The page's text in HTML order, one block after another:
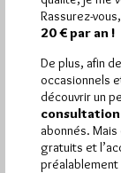
Abonnement
Rassurez-vous,
20 € par an !
De plus, afin
occasionnels
découvrir un
abonnés.
gratuits et